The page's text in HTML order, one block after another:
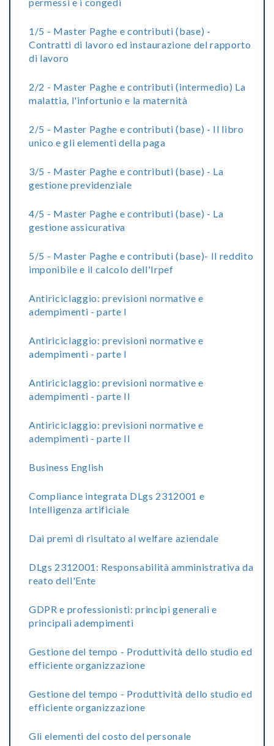
1/5 - Master Paghe e contributi (base) -
Contratti di lavoro ed instaurazione del rapporto
di lavoro
2/2 - Master Paghe e contributi (intermedio) La
malattia, l'infortunio e la maternità
2/5 - Master Paghe e contributi (base) - Il libro
unico e gli elementi della paga
3/5 - Master Paghe e contributi (base) - La
gestione previdenziale
4/5 - Master Paghe e contributi (base) - La
gestione assicurativa
5/5 - Master Paghe e contributi (base)- Il reddito
imponibile e il calcolo dell'Irpef
Antiriciclaggio: previsioni normative e
adempimenti - parte I
Antiriciclaggio: previsioni normative e
adempimenti - parte I
Antiriciclaggio: previsioni normative e
adempimenti - parte II
Antiriciclaggio: previsioni normative e
adempimenti - parte II
Business English
Compliance integrata DLgs 2312001 e
Intelligenza artificiale
Dai premi di risultato al welfare aziendale
DLgs 2312001: Responsabilità amministrativa da
reato dell'Ente
GDPR e professionisti: principi generali e
principali adempimenti
Gestione del tempo - Produttività dello studio ed
efficiente organizzazione
Gestione del tempo - Produttività dello studio ed
efficiente organizzazione
Gli elementi del costo del personale